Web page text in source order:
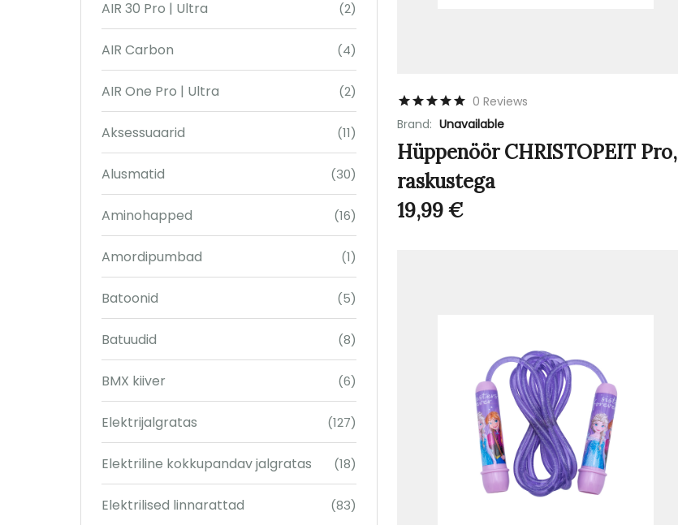
AIR 30 Pro | Ultra (2)
AIR Carbon (4)
AIR One Pro | Ultra (2)
Aksessuaarid (11)
Alusmatid (30)
Aminohapped (16)
Amordipumbad (1)
Batoonid (5)
Batuudid (8)
BMX kiiver (6)
Elektrijalgratas (127)
Elektriline kokkupandav jalgratas (18)
Elektrilised linnarattad (83)
0 Reviews
Brand: Unavailable
Hüppenöör CHRISTOPEIT Pro,
raskustega
19,99€